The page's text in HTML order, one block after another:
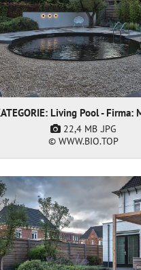
22,4 MB .JPG
© WWW.BIO.TOP